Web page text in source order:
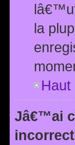
la
Haut
Jâ€™ai